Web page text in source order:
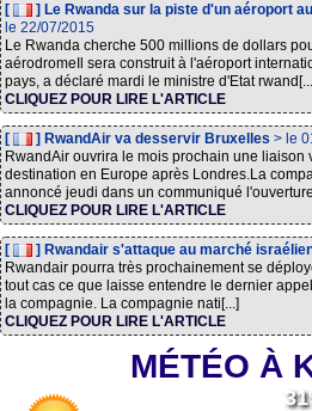
[ ] Le Rwanda sur la piste d'un aéroport
le 22/07/2015
Le Rwanda cherche 500 millions de dollars
aérodromeIl sera construit à l'aéroport
pays, a déclaré mardi le ministre d'Etat
CLIQUEZ POUR LIRE L'ARTICLE
[ ] RwandAir va desservir Bruxelles > le
RwandAir ouvrira le mois prochain une liaison
destination en Europe après Londres.La
annoncé jeudi dans un communiqué
CLIQUEZ POUR LIRE L'ARTICLE
[ ] Rwandair s'attaque au marché
Rwandair pourra très prochainement se
tout cas ce que laisse entendre le dernier
la compagnie. La compagnie nati[...]
CLIQUEZ POUR LIRE L'ARTICLE
MÉTÉO À